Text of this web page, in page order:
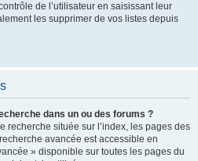
de l’utilisateur en saisissant leur
les supprimer de vos listes depuis
dans un ou des forums ?
recherche située sur l’index, les pages des
avancée est accessible en
» disponible sur toutes les pages du